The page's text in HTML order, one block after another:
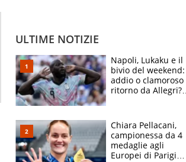
ULTIME NOTIZIE
Napoli, Lukaku e il
bivio del weekend:
addio o clamoroso
ritorno da Allegri?
Chiara Pellacani,
campionessa da 4
medaglie agli
Europei di Parigi